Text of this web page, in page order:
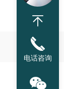
电话咨询